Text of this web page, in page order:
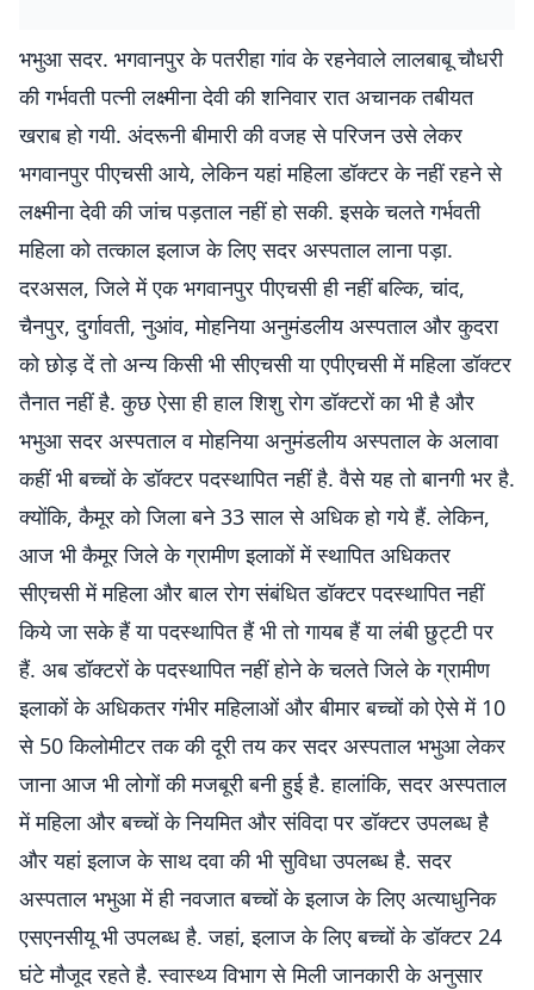
भभुआ सदर. भगवानपुर के पतरीहा गांव के रहनेवाले लालबाबू चौधरी
की गर्भवती पत्नी लक्ष्मीना देवी की शनिवार रात अचानक तबीयत
खराब हो गयी. अंदरूनी बीमारी की वजह से परिजन उसे लेकर
भगवानपुर पीएचसी आये, लेकिन यहां महिला डॉक्टर के नहीं रहने से
लक्ष्मीना देवी की जांच पड़ताल नहीं हो सकी. इसके चलते गर्भवती
महिला को तत्काल इलाज के लिए सदर अस्पताल लाना पड़ा.
दरअसल, जिले में एक भगवानपुर पीएचसी ही नहीं बल्कि, चांद,
चैनपुर, दुर्गावती, नुआंव, मोहनिया अनुमंडलीय अस्पताल और कुदरा
को छोड़ दें तो अन्य किसी भी सीएचसी या एपीएचसी में महिला डॉक्टर
तैनात नहीं है. कुछ ऐसा ही हाल शिशु रोग डॉक्टरों का भी है और
भभुआ सदर अस्पताल व मोहनिया अनुमंडलीय अस्पताल के अलावा
कहीं भी बच्चों के डॉक्टर पदस्थापित नहीं है. वैसे यह तो बानगी भर है.
क्योंकि, कैमूर को जिला बने 33 साल से अधिक हो गये हैं. लेकिन,
आज भी कैमूर जिले के ग्रामीण इलाकों में स्थापित अधिकतर
सीएचसी में महिला और बाल रोग संबंधित डॉक्टर पदस्थापित नहीं
किये जा सके हैं या पदस्थापित हैं भी तो गायब हैं या लंबी छुट्टी पर
हैं. अब डॉक्टरों के पदस्थापित नहीं होने के चलते जिले के ग्रामीण
इलाकों के अधिकतर गंभीर महिलाओं और बीमार बच्चों को ऐसे में 10
से 50 किलोमीटर तक की दूरी तय कर सदर अस्पताल भभुआ लेकर
जाना आज भी लोगों की मजबूरी बनी हुई है. हालांकि, सदर अस्पताल
में महिला और बच्चों के नियमित और संविदा पर डॉक्टर उपलब्ध है
और यहां इलाज के साथ दवा की भी सुविधा उपलब्ध है. सदर
अस्पताल भभुआ में ही नवजात बच्चों के इलाज के लिए अत्याधुनिक
एसएनसीयू भी उपलब्ध है. जहां, इलाज के लिए बच्चों के डॉक्टर 24
घंटे मौजूद रहते है. स्वास्थ्य विभाग से मिली जानकारी के अनुसार